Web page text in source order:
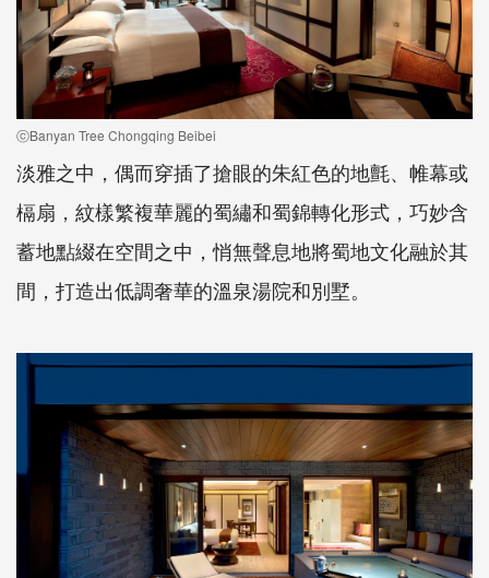
ⓒBanyan Tree Chongqing Beibei
淡雅之中，偶而穿插了搶眼的朱紅色的地氈、帷幕或
槅扇，紋樣繁複華麗的蜀繡和蜀錦轉化形式，巧妙含
蓄地點綴在空間之中，悄無聲息地將蜀地文化融於其
間，打造出低調奢華的溫泉湯院和別墅。